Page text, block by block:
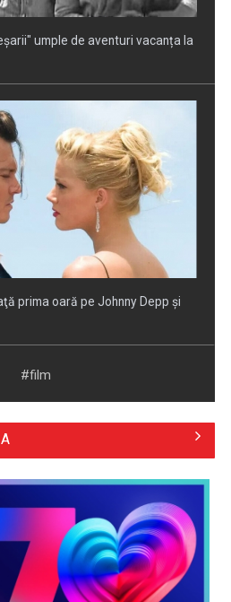
prima oară pe Johnny Depp şi
viaţa pe portavionul Charles de
a contribuit la descoperirea
#film